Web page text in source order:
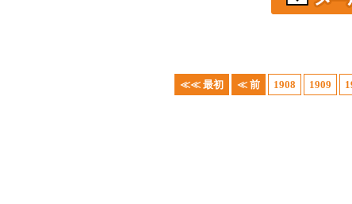
≪≪ 最初 ≪ 前 1908 1909